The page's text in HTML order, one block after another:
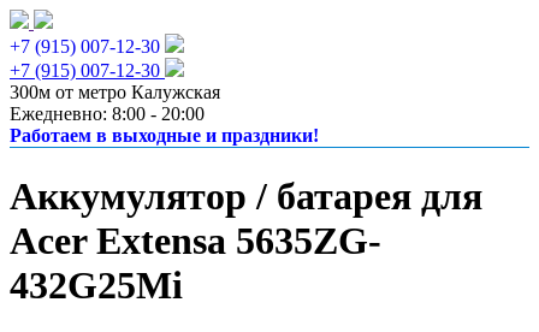
+7 (915) 007-12-30
+7 (915) 007-12-30
300м от метро Калужская
Ежедневно: 8:00 - 20:00
Работаем в выходные и праздники!
Аккумулятор / батарея для
Acer Extensa 5635ZG-
432G25Mi